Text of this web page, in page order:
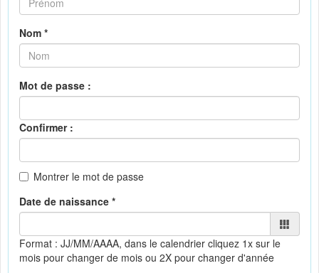
Nom *
Mot de passe :
Confirmer :
Montrer le mot de passe
Date de naissance *
Format : JJ/MM/AAAA, dans le calendrier cliquez 1x sur le
mois pour changer de mois ou 2X pour changer d'année